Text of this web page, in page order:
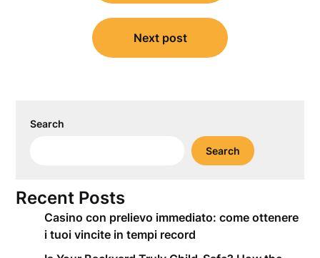
Next post
Search
Search
Recent Posts
Casino con prelievo immediato: come ottenere
i tuoi vincite in tempi record